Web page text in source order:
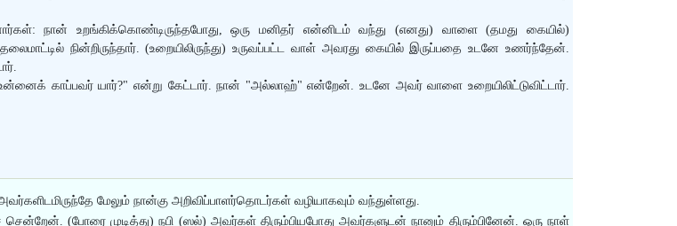
நான் உறங்கிக்கொண்டிருந்தபோது, ஒரு மனிதர் என்னிடம் வந்து (எனது) வாளை (தமது கையில்)
நின்றிருந்தார். (உறையிலிருந்து) உருவப்பட்ட வாள் அவரது கையில் இருப்பதை உடனே உணர்ந்தேன்.
காப்பவர் யார்?" என்று கேட்டார். நான் "அல்லாஹ்" என்றேன். உடனே அவர் வாளை உறையிலிட்டுவிட்டார்.
மேலும் நான்கு அறிவிப்பாளர்தொடர்கள் வழியாகவும் வந்துள்ளது.
(போரை முடித்து) நபி (ஸல்) அவர்கள் திரும்பியபோது அவர்களுடன் நானும் திரும்பினேன். ஒரு நாள்